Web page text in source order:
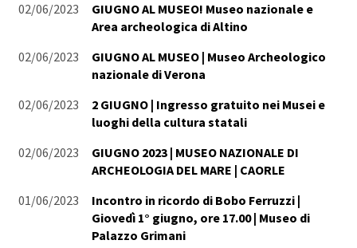
02/06/2023
GIUGNO AL MUSEO! Museo nazionale e
Area archeologica di Altino
02/06/2023
GIUGNO AL MUSEO | Museo Archeologico
nazionale di Verona
02/06/2023
2 GIUGNO | Ingresso gratuito nei Musei e
luoghi della cultura statali
02/06/2023
GIUGNO 2023 | MUSEO NAZIONALE DI
ARCHEOLOGIA DEL MARE | CAORLE
01/06/2023
Incontro in ricordo di Bobo Ferruzzi |
Giovedì 1° giugno, ore 17.00 | Museo di
Palazzo Grimani